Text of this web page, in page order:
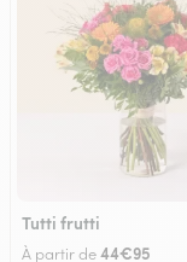
Tutti frutti
À partir de44€95